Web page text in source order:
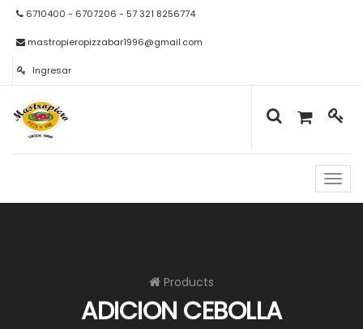
6710400 - 6707206 - 57 321 8256774
mastropieropizzabar1996@gmail.com
Ingresar
de
Products
ADICION CEBOLLA